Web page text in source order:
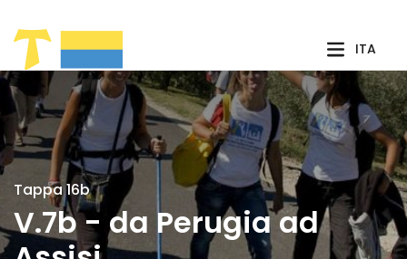
ITA
Tappa 16b
V.7b - da Perugia ad